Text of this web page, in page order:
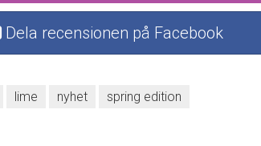
Dela recensionen på Facebook
lime nyhet spring edition